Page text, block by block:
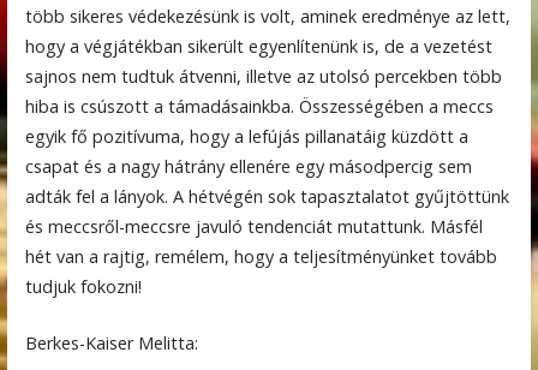
több sikeres védekezésünk is volt, aminek eredménye az lett,
hogy a végjátékban sikerült egyenlítenünk is, de a vezetést
sajnos nem tudtuk átvenni, illetve az utolsó percekben több
hiba is csúszott a támadásainkba. Összességében a meccs
egyik fő pozitívuma, hogy a lefújás pillanatáig küzdött a
csapat és a nagy hátrány ellenére egy másodpercig sem
adták fel a lányok. A hétvégén sok tapasztalatot gyűjtöttünk
és meccsről-meccsre javuló tendenciát mutattunk. Másfél
hét van a rajtig, remélem, hogy a teljesítményünket tovább
tudjuk fokozni!
Berkes-Kaiser Melitta: